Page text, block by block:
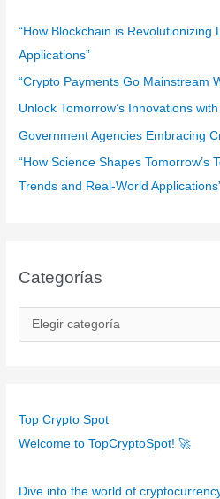
:“How Blockchain is Revolutionizing
Applications”
“Crypto Payments Go Mainstream
Unlock Tomorrow’s Innovations
Government Agencies Embracing
“How Science Shapes Tomorrow’s
Trends and Real-World
Categorías
a
g
o
í
Top Crypto Spot
Welcome to TopCryptoSpot! 🚀
Dive into the world of